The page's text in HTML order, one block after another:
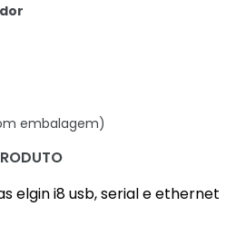
embalagem)
elgin i8 usb, serial e ethernet